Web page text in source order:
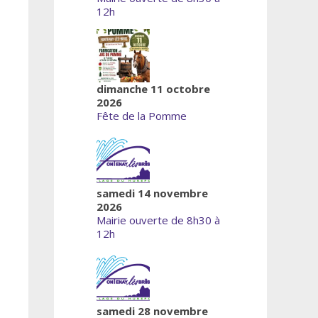
12h
dimanche 11 octobre
2026
Fête de la Pomme
samedi 14 novembre
2026
Mairie ouverte de 8h30 à
12h
samedi 28 novembre